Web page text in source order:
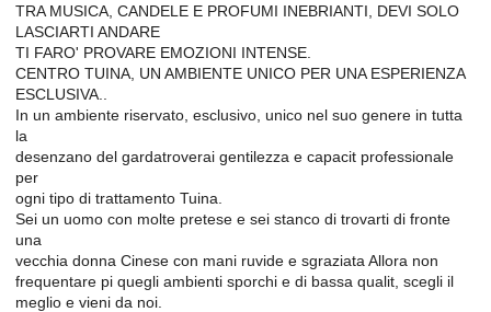
TRA MUSICA, CANDELE E PROFUMI INEBRIANTI, DEVI SOLO
LASCIARTI ANDARE
TI FARO' PROVARE EMOZIONI INTENSE.
CENTRO TUINA, UN AMBIENTE UNICO PER UNA ESPERIENZA
ESCLUSIVA..
In un ambiente riservato, esclusivo, unico nel suo genere in tutta
la
desenzano del gardatroverai gentilezza e capacit professionale
per
ogni tipo di trattamento Tuina.
Sei un uomo con molte pretese e sei stanco di trovarti di fronte
una
vecchia donna Cinese con mani ruvide e sgraziata Allora non
frequentare pi quegli ambienti sporchi e di bassa qualit, scegli il
meglio e vieni da noi.